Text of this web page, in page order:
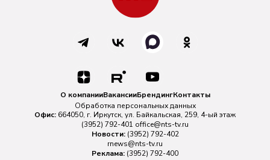
О компанииВакансииБрендингКонтакты
Обработка персональных данных
Офис: 664050, г. Иркутск, ул. Байкальская, 259, 4-ый этаж
(3952) 792-401 office@nts-tv.ru
Новости: (3952) 792-402
rnews@nts-tv.ru
Реклама: (3952) 792-400